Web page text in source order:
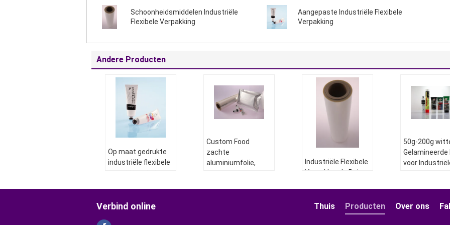
Schoonheidsmiddelen Industriële
Flexibele Verpakking
Aangepaste Industriële Flexibele
Verpakking
Andere Producten
Op maat gedrukte
industriële flexibele
verpakkingsbuis,
Custom Food
zachte
aluminiumfolie,
Industriële Flexibele
Verpakkende Buis
Dagelijkse
50g-200g witte
Gelamineerde
voor
Dikte:250
Verbind online Over ons
Producten
Thuis